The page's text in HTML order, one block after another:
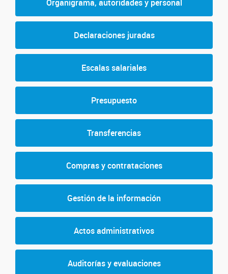
Organigrama, autoridades y personal
Declaraciones juradas
Escalas salariales
Presupuesto
Transferencias
Compras y contrataciones
Gestión de la información
Actos administrativos
Auditorías y evaluaciones